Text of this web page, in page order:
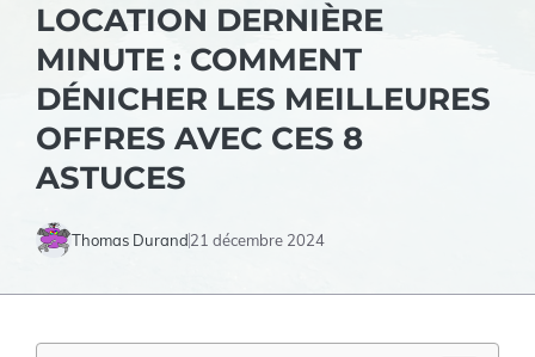
LOCATION DERNIÈRE
MINUTE : COMMENT
DÉNICHER LES MEILLEURES
OFFRES AVEC CES 8
ASTUCES
Thomas Durand21 décembre 2024